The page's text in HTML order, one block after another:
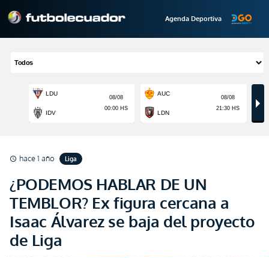
Agenda Deportiva
schedule hace 1 año Liga
¿PODEMOS HABLAR DE UN
TEMBLOR? Ex figura cercana a
Isaac Álvarez se baja del proyecto
de Liga